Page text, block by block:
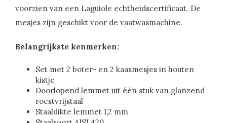
voorzien van een Laguiole echtheidscertificaat. De
mesjes zijn geschikt voor de vaatwasmachine.
Belangrijkste kenmerken:
Set met 2 boter- en 2 kaasmesjes in houten
kistje
Doorlopend lemmet uit één stuk van glanzend
roestvrijstaal
Staaldikte lemmet 1,2 mm